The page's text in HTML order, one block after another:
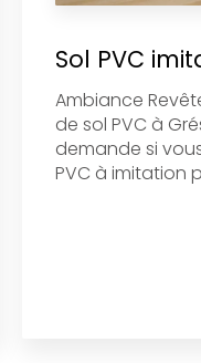
Sol PVC
Ambiance
de sol PVC à
demande si
PVC à imitation